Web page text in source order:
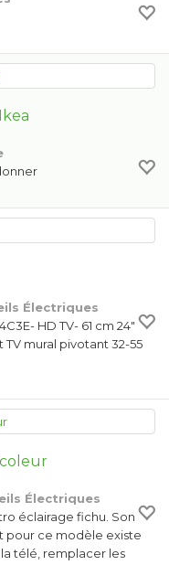
Électriques
HD TV- 61 cm 24"
mural pivotant 32-55
Électriques
éclairage fichu. Son
pour ce modèle existe
la télé, remplacer les